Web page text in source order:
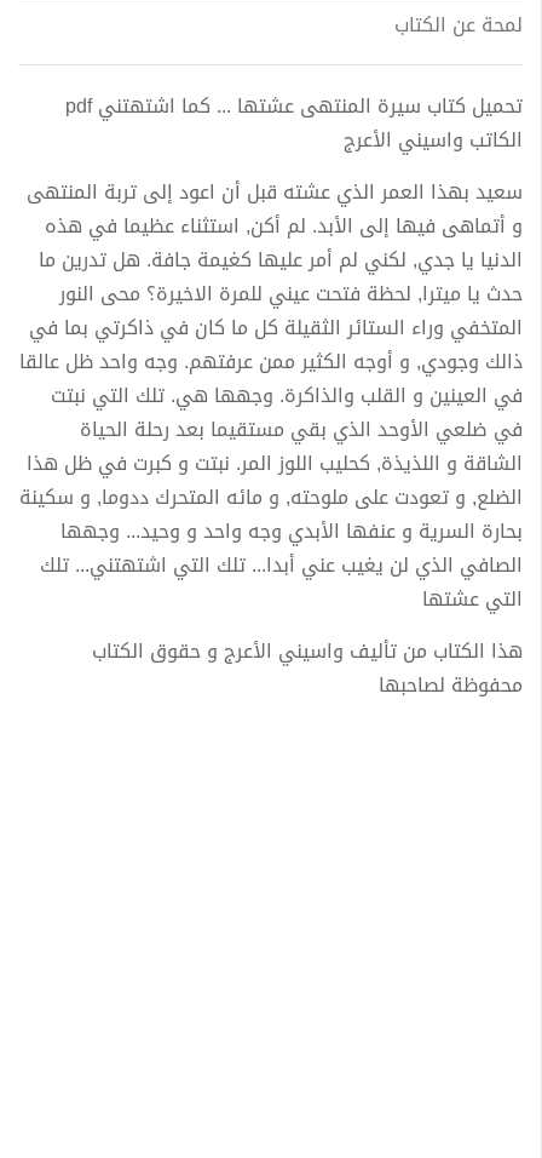
لمحة عن الكتاب
تحميل كتاب سيرة المنتهى عشتها ... كما اشتهتني pdf
الكاتب واسيني الأعرج
سعيد بهذا العمر الذي عشته قبل أن اعود إلى تربة المنتهى
و أتماهى فيها إلى الأبد. لم أكن, استثناء عظيما في هذه
الدنيا يا جدي, لكني لم أمر عليها كغيمة جافة. هل تدرين ما
حدث يا ميترا, لحظة فتحت عيني للمرة الاخيرة؟ محى النور
المتخفي وراء الستائر الثقيلة كل ما كان في ذاكرتي بما في
ذالك وجودي, و أوجه الكثير ممن عرفتهم. وجه واحد ظل عالقا
في العينين و القلب والذاكرة. وجهها هي. تلك التي نبتت
في ضلعي الأوحد الذي بقي مستقيما بعد رحلة الحياة
الشاقة و اللذيذة, كحليب اللوز المر. نبتت و كبرت في ظل هذا
الضلع, و تعودت على ملوحته, و مائه المتحرك ددوما, و سكينة
بحارة السرية و عنفها الأبدي وجه واحد و وحيد... وجهها
الصافي الذي لن يغيب عني أبدا... تلك التي اشتهتني... تلك
التي عشتها
هذا الكتاب من تأليف واسيني الأعرج و حقوق الكتاب
محفوظة لصاحبها